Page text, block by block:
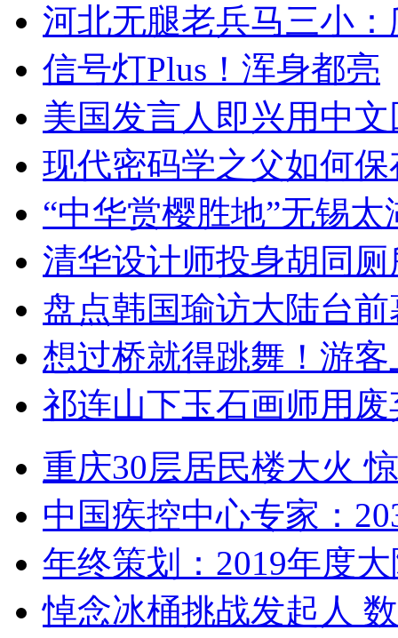
河北无腿老兵马三小
信号灯Plus！浑身都亮
美国发言人即兴用中
现代密码学之父如何
“中华赏樱胜地”无锡
清华设计师投身胡同
盘点韩国瑜访大陆台
想过桥就得跳舞！游客
祁连山下玉石画师用
重庆30层居民楼大火
中国疾控中心专家：
年终策划：2019年度
悼念冰桶挑战发起人